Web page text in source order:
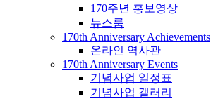
170주년 홍보영상
뉴스룸
170th Anniversary Achievements
온라인 역사관
170th Anniversary Events
기념사업 일정표
기념사업 갤러리